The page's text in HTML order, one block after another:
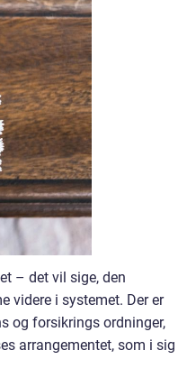
– det vil sige, den
videre i systemet. Der er
og forsikrings ordninger,
arrangementet, som i sig